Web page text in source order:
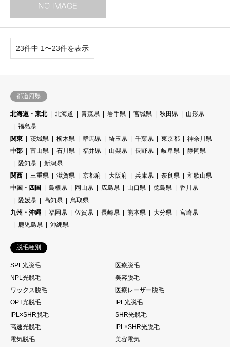
23件中 1〜23件を表示
都道府県
北海道・東北 北海道 青森県 岩手県 宮城県 秋田県
山形県
福島県
関東
茨城県 栃木県 群馬県 埼玉県 千葉県 東京都
神奈川県
中部
富山県 石川県 福井県 山梨県 長野県 岐阜県
静岡県
愛知県
新潟県
関西
三重県 滋賀県 京都府 大阪府 兵庫県 奈良県
和歌山県
中国・四国
島根県 岡山県 広島県 山口県 徳島県
香川県
愛媛県
高知県
鳥取県
九州・沖縄
福岡県 佐賀県 長崎県 熊本県 大分県
宮崎県
鹿児島県
沖縄県
脱毛種別
SPL光脱毛
医療脱毛
NPL光脱毛
美容脱毛
ワックス脱毛
医療レーザー脱毛
OPT光脱毛
IPL光脱毛
IPL×SHR脱毛
SHR光脱毛
高速光脱毛
IPL×SHR光脱毛
電気脱毛
美容電気